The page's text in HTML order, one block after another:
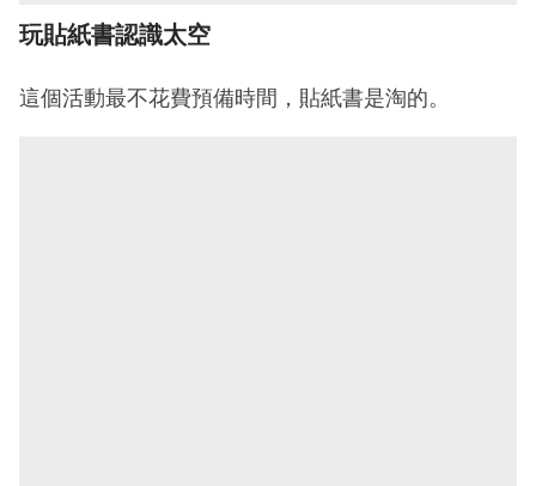
玩貼紙書認識太空
這個活動最不花費預備時間，貼紙書是淘的。